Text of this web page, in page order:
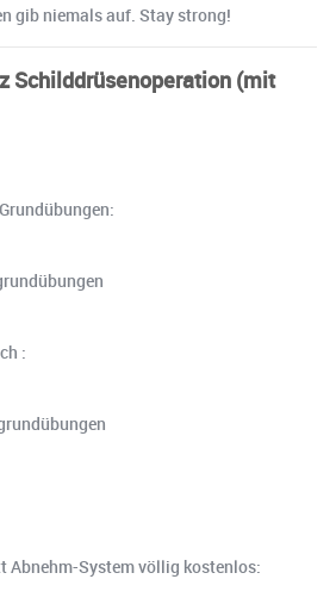
gib niemals auf. Stay strong!
Schilddrüsenoperation (mit
:
Abnehm-System völlig kostenlos: